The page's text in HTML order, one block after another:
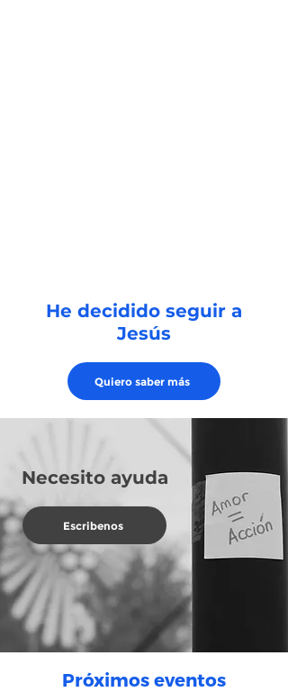
He decidido seguir a
Jesús
Quiero saber más
Necesito ayuda
Escribenos
Próximos eventos